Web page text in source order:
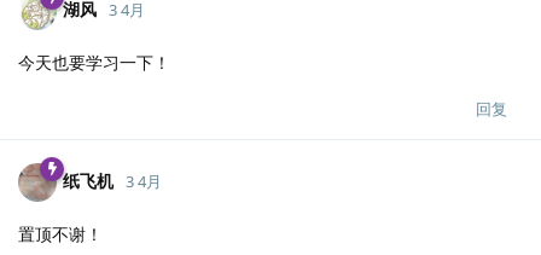
湖风 3 4月
今天也要学习一下！
回复
纸飞机 3 4月
置顶不谢！